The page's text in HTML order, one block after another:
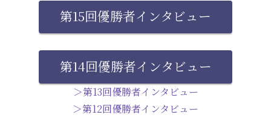
第15回優勝者インタビュー
第14回優勝者インタビュー
＞第13回優勝者インタビュー
＞第12回優勝者インタビュー